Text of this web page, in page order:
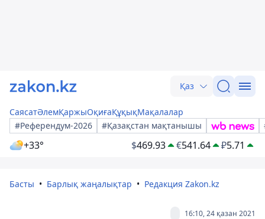
Қаз
СаясатӘлемҚаржыОқиғаҚұқықМақалалар
#Референдум-2026
#Қазақстан мақтанышы
+33° $469.93 €541.64 ₽5.71
Басты Барлық жаңалықтар Редакция Zakon.kz
16:10, 24 қазан 2021